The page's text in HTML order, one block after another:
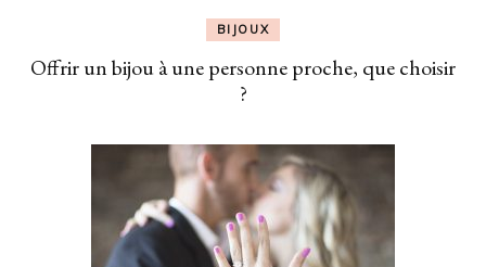
BIJOUX
Offrir un bijou à une personne proche, que choisir
?